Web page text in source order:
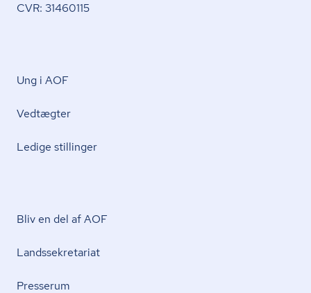
CVR: 31460115
Ung i AOF
Vedtægter
Ledige stillinger
Bliv en del af AOF
Lands­se­kre­ta­ri­at
Presserum